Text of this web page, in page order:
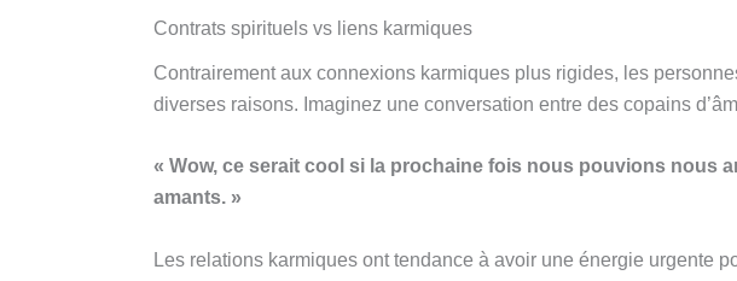
Contrats spirituels vs liens karmiques
Contrairement aux connexions karmiques plus rigides, les
diverses raisons. Imaginez une conversation entre des copains
« Wow, ce serait cool si la prochaine fois nous pouvions nous
amants. »
Les relations karmiques ont tendance à avoir une énergie urgente